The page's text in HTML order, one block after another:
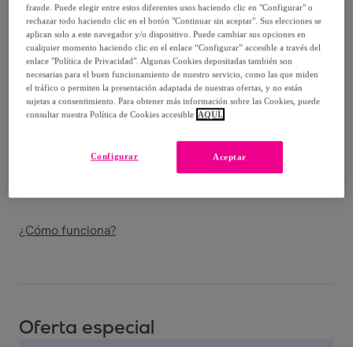
Vendido porPIKOLIN
Entrega
¿Cómo funciona?
Oferta especial
fraude. Puede elegir entre estos diferentes usos haciendo clic en "Configurar" o
rechazar todo haciendo clic en el botón "Continuar sin aceptar". Sus elecciones se
aplican solo a este navegador y/o dispositivo. Puede cambiar sus opciones en
cualquier momento haciendo clic en el enlace “Configurar” accesible a través del
enlace "Política de Privacidad". Algunas Cookies depositadas también son
necesarias para el buen funcionamiento de nuestro servicio, como las que miden
el tráfico o permiten la presentación adaptada de nuestras ofertas, y no están
sujetas a consentimiento. Para obtener más información sobre las Cookies, puede
consultar nuestra Política de Cookies accesible AQUÍ.
Aceptar
Configurar